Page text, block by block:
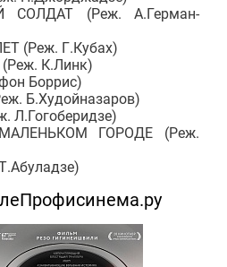
(Реж. А.Герман-
(Реж. Г.Кубах)
К.Линк)
Боррис)
Б.Худойназаров)
ГОРОДЕ (Реж.
Профисинема.ру